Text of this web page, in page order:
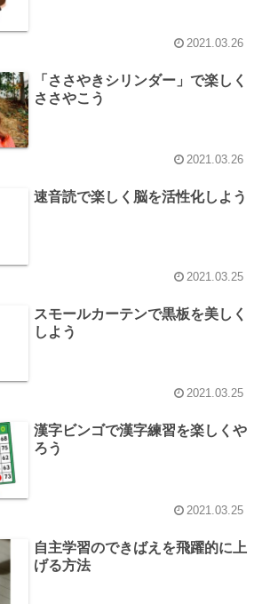
2021.03.26
「ささやきシリンダー」で楽しく
ささやこう
2021.03.26
速音読で楽しく脳を活性化しよう
2021.03.25
スモールカーテンで黒板を美しく
しよう
2021.03.25
漢字ビンゴで漢字練習を楽しくや
ろう
2021.03.25
自主学習のできばえを飛躍的に上
げる方法